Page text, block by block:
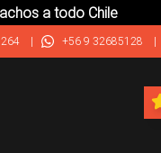
a todo Chile
| +56 9 32685128 |